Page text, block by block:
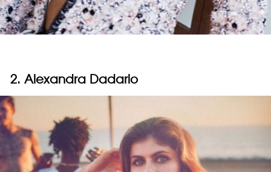
2. Alexandra Dadario